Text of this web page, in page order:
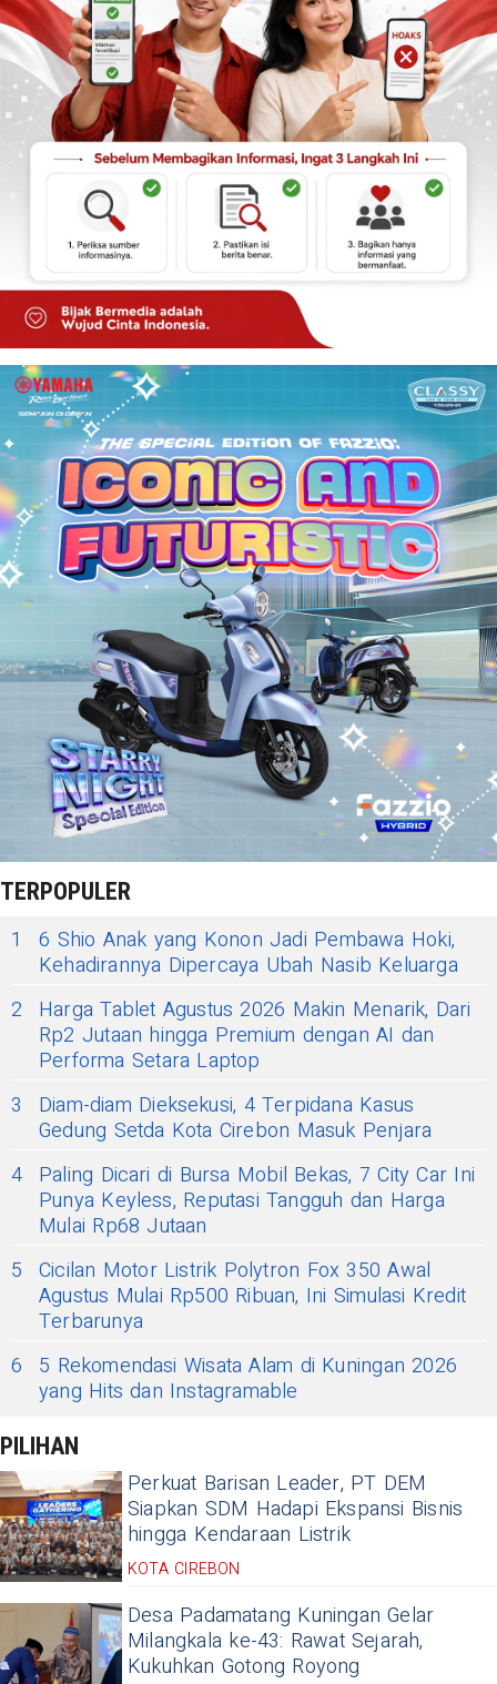
TERPOPULER
1
6 Shio Anak yang Konon Jadi Pembawa Hoki,
Kehadirannya Dipercaya Ubah Nasib Keluarga
2
Harga Tablet Agustus 2026 Makin Menarik, Dari
Rp2 Jutaan hingga Premium dengan AI dan
Performa Setara Laptop
3
Diam-diam Dieksekusi, 4 Terpidana Kasus
Gedung Setda Kota Cirebon Masuk Penjara
4 Paling Dicari di Bursa Mobil Bekas, 7 City Car Ini
Punya Keyless, Reputasi Tangguh dan Harga
Mulai Rp68 Jutaan
5 Cicilan Motor Listrik Polytron Fox 350 Awal
Agustus Mulai Rp500 Ribuan, Ini Simulasi Kredit
Terbarunya
6
5 Rekomendasi Wisata Alam di Kuningan 2026
yang Hits dan Instagramable
PILIHAN
Perkuat Barisan Leader, PT DEM
Siapkan SDM Hadapi Ekspansi Bisnis
hingga Kendaraan Listrik
KOTA CIREBON
Desa Padamatang Kuningan Gelar
Milangkala ke-43: Rawat Sejarah,
Kukuhkan Gotong Royong